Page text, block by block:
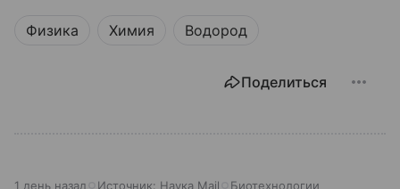
Физика Химия Водород
Поделиться
1 день назад Источник: Наука Mail Биотехнологии